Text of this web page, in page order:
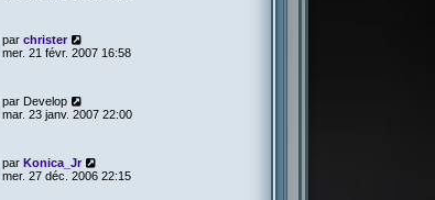
par christer
mer. 21 févr. 2007 16:58
par Develop
mar. 23 janv. 2007 22:00
par Konica_Jr
mer. 27 déc. 2006 22:15